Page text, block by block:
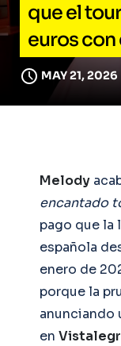
que el
euros
MAY 21, 2026
Melody
encantado
pago que la
española
enero de
porque la
anunciando
en